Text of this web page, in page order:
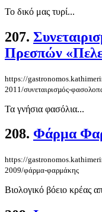
Το δικό μας τυρί...
207.
Πρεσπών
https://
2011/συνεταιρισµός-
Τα γνήσια φασόλια...
208. Φάρμα
https://
2009/φάρμα-φαρμάκης
Βιολογικό βόειο κρέας